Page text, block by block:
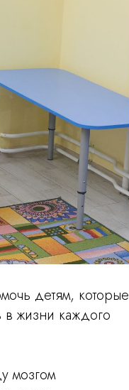
детям, которые
в жизни каждого
мозгом